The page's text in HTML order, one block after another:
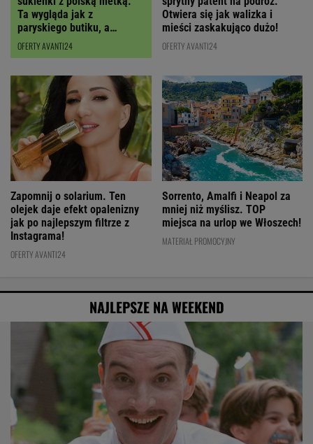
Ta wygląda jak z
paryskiego butiku, a
kupimy ją z RABATEM
OFERTY AVANTI24
Otwiera się jak walizka i
mieści zaskakująco dużo!
OFERTY AVANTI24
Zapomnij o solarium. Ten
olejek daje efekt opalenizny
jak po najlepszym filtrze z
Instagrama!
OFERTY AVANTI24
Sorrento, Amalfi i Neapol za
mniej niż myślisz. TOP
miejsca na urlop we Włoszech!
MATERIAŁ PROMOCYJNY
NAJLEPSZE NA WEEKEND